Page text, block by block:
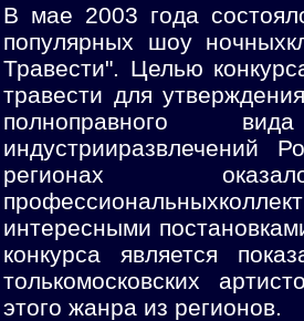
В мае 2003 года
популярных шоу
Травести". Целью
травести для
полноправного
индустрииразвлечений
регионах
интересными
конкурса является
толькомосковских
этого жанра из регионов.